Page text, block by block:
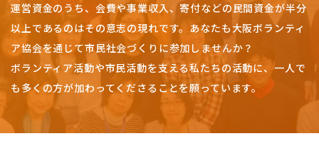
運営資金のうち、会費や事業収入、寄付などの民間資金が半分
以上であるのはその意志の現れです。 あなたも大阪ボランティ
ア協会を通じて市民社会づくりに参加しませんか？
ボランティア活動や市民活動を支える私たちの活動に、一人で
も多くの方が加わってくださることを願っています。